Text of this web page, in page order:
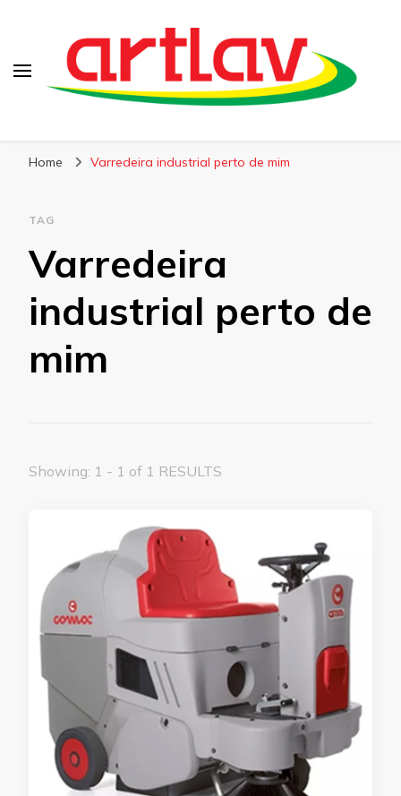
Home Varredeira industrial perto de mim
TAG
Varredeira
industrial perto de
mim
Showing: 1 - 1 of 1 RESULTS